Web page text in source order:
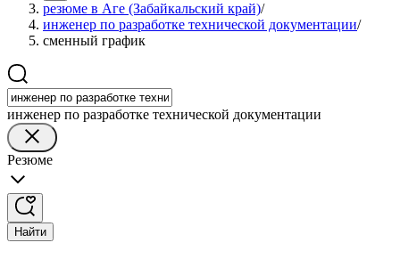
резюме в Аге (Забайкальский край)/
инженер по разработке технической документации/
сменный график
инженер по разработке технической документации
Резюме
Найти